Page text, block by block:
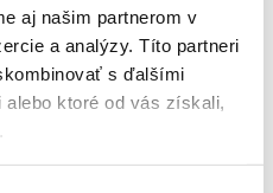
aj našim partnerom v
a analýzy. Títo partneri
s ďalšími
ktoré od vás získali,
Motúz ľanový 100 g